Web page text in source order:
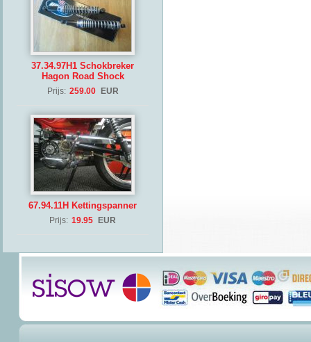
37.34.97H1 Schokbreker
Hagon Road Shock
Prijs: 259.00 EUR
67.94.11H Kettingspanner
Prijs: 19.95 EUR